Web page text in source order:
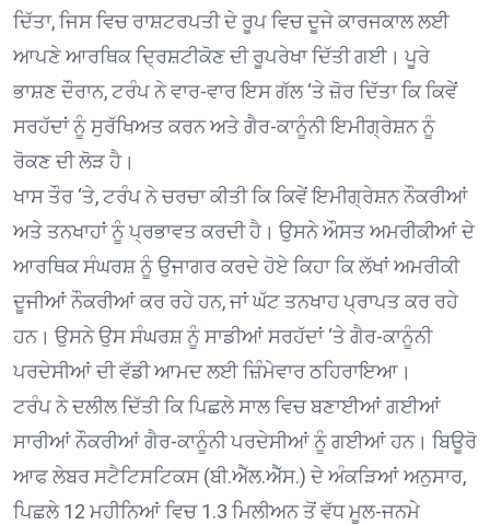
ਦਿੱਤਾ, ਜਿਸ ਵਿਚ ਰਾਸ਼ਟਰਪਤੀ ਦੇ ਰੂਪ ਵਿਚ ਦੂਜੇ ਕਾਰਜਕਾਲ ਲਈ
ਆਪਣੇ ਆਰਥਿਕ ਦ੍ਰਿਸ਼ਟੀਕੋਣ ਦੀ ਰੂਪਰੇਖਾ ਦਿੱਤੀ ਗਈ। ਪੂਰੇ
ਭਾਸ਼ਣ ਦੌਰਾਨ, ਟਰੰਪ ਨੇ ਵਾਰ-ਵਾਰ ਇਸ ਗੱਲ ‘ਤੇ ਜ਼ੋਰ ਦਿੱਤਾ ਕਿ ਕਿਵੇਂ
ਸਰਹੱਦਾਂ ਨੂੰ ਸੁਰੱਖਿਅਤ ਕਰਨ ਅਤੇ ਗੈਰ-ਕਾਨੂੰਨੀ ਇਮੀਗ੍ਰੇਸ਼ਨ ਨੂੰ
ਰੋਕਣ ਦੀ ਲੋੜ ਹੈ।
ਖਾਸ ਤੌਰ ‘ਤੇ, ਟਰੰਪ ਨੇ ਚਰਚਾ ਕੀਤੀ ਕਿ ਕਿਵੇਂ ਇਮੀਗ੍ਰੇਸ਼ਨ ਨੌਕਰੀਆਂ
ਅਤੇ ਤਨਖਾਹਾਂ ਨੂੰ ਪ੍ਰਭਾਵਤ ਕਰਦੀ ਹੈ। ਉਸਨੇ ਔਸਤ ਅਮਰੀਕੀਆਂ ਦੇ
ਆਰਥਿਕ ਸੰਘਰਸ਼ ਨੂੰ ਉਜਾਗਰ ਕਰਦੇ ਹੋਏ ਕਿਹਾ ਕਿ ਲੱਖਾਂ ਅਮਰੀਕੀ
ਦੂਜੀਆਂ ਨੌਕਰੀਆਂ ਕਰ ਰਹੇ ਹਨ, ਜਾਂ ਘੱਟ ਤਨਖਾਹ ਪ੍ਰਾਪਤ ਕਰ ਰਹੇ
ਹਨ। ਉਸਨੇ ਉਸ ਸੰਘਰਸ਼ ਨੂੰ ਸਾਡੀਆਂ ਸਰਹੱਦਾਂ ‘ਤੇ ਗੈਰ-ਕਾਨੂੰਨੀ
ਪਰਦੇਸੀਆਂ ਦੀ ਵੱਡੀ ਆਮਦ ਲਈ ਜ਼ਿੰਮੇਵਾਰ ਠਹਿਰਾਇਆ।
ਟਰੰਪ ਨੇ ਦਲੀਲ ਦਿੱਤੀ ਕਿ ਪਿਛਲੇ ਸਾਲ ਵਿਚ ਬਣਾਈਆਂ ਗਈਆਂ
ਸਾਰੀਆਂ ਨੌਕਰੀਆਂ ਗੈਰ-ਕਾਨੂੰਨੀ ਪਰਦੇਸੀਆਂ ਨੂੰ ਗਈਆਂ ਹਨ। ਬਿਊਰੋ
ਆਫ ਲੇਬਰ ਸਟੈਟਿਸਟਿਕਸ (ਬੀ.ਐੱਲ.ਐੱਸ.) ਦੇ ਅੰਕੜਿਆਂ ਅਨੁਸਾਰ,
ਪਿਛਲੇ 12 ਮਹੀਨਿਆਂ ਵਿਚ 1.3 ਮਿਲੀਅਨ ਤੋਂ ਵੱਧ ਮੂਲ-ਜਨਮੇ